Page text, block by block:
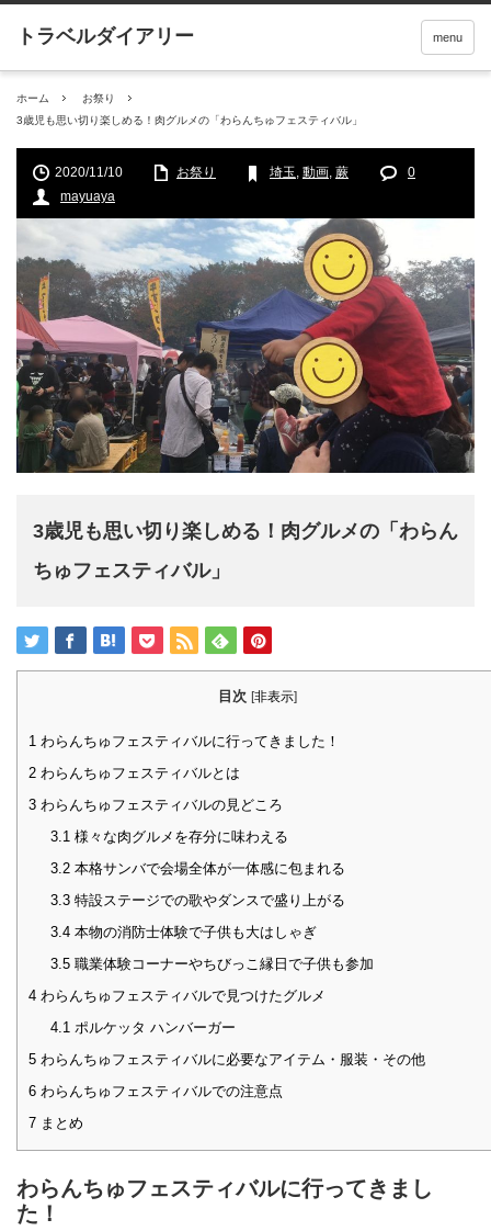
menu
ホーム
お祭り
3歳児も思い切り楽しめる！肉グルメの「わらんちゅフェスティバル」
2020/11/10 お祭り 埼玉, 動画, 蕨
0
mayuaya
3歳児も思い切り楽しめる！肉グルメの「わらん
ちゅフェスティバル」
目次 [非表示]
1 わらんちゅフェスティバルに行ってきました！
2 わらんちゅフェスティバルとは
3 わらんちゅフェスティバルの見どころ
3.1 様々な肉グルメを存分に味わえる
3.2本格サンバで会場全体が一体感に包まれる
3.3特設ステージでの歌やダンスで盛り上がる
3.4本物の消防士体験で子供も大はしゃぎ
3.5職業体験コーナーやちびっこ縁日で子供も参加
4 わらんちゅフェスティバルで見つけたグルメ
4.1 ポルケッタ ハンバーガー
5 わらんちゅフェスティバルに必要なアイテム・服装・その他
6 わらんちゅフェスティバルでの注意点
7 まとめ
わらんちゅフェスティバルに行ってきまし
た！